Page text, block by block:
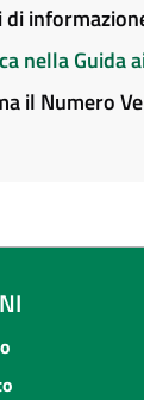
nella Guida
il Numero